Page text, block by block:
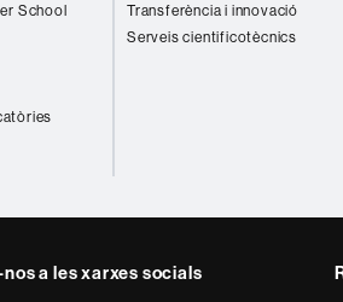
School
Transferència i innovació
Serveis cientificotècnics
a les xarxes socials